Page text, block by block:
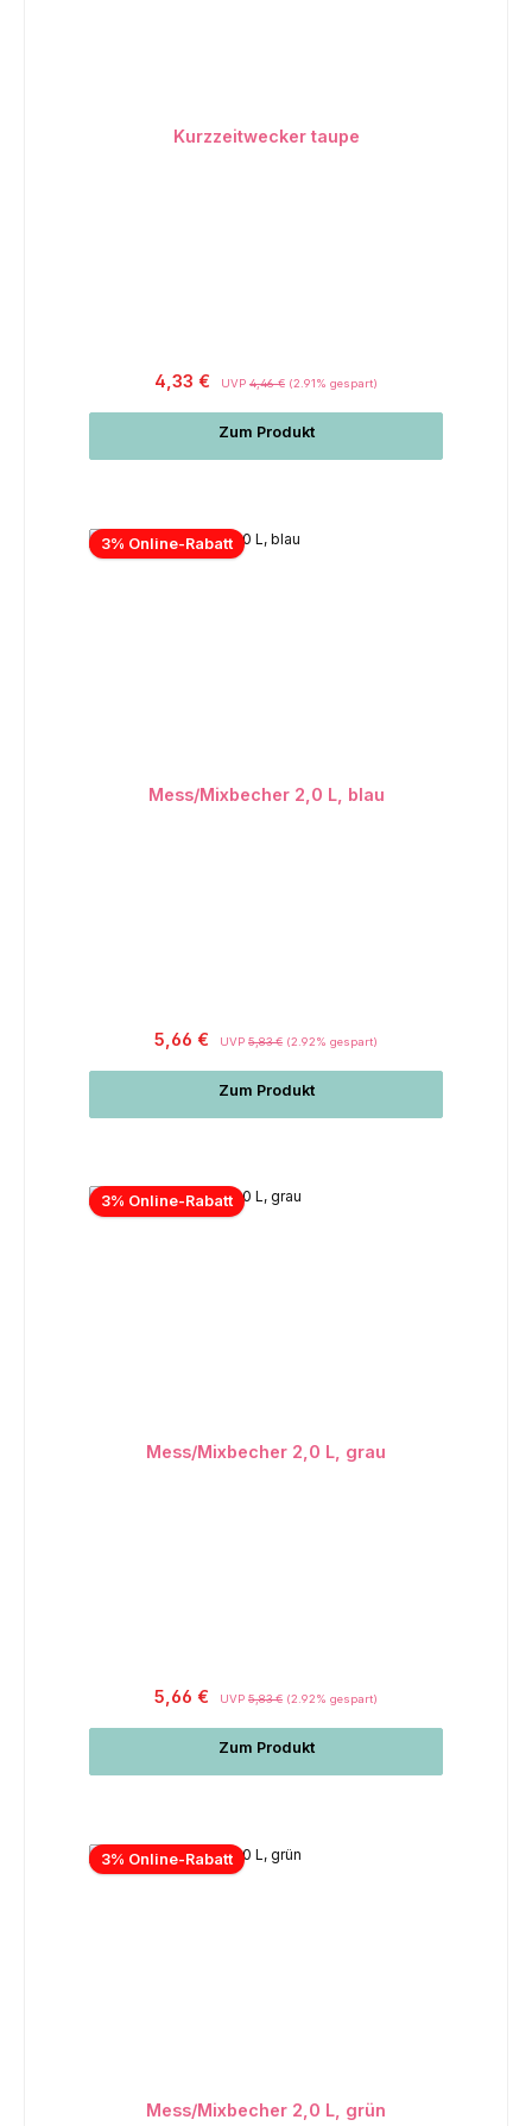
Kurzzeitwecker taupe
4,33 € UVP 4,46 € (2.91% gespart)
Zum Produkt
3% Online-Rabatt
Mess/Mixbecher 2,0 L, blau
5,66 € UVP 5,83 € (2.92% gespart)
Zum Produkt
3% Online-Rabatt
Mess/Mixbecher 2,0 L, grau
5,66 € UVP 5,83 € (2.92% gespart)
Zum Produkt
3% Online-Rabatt
Mess/Mixbecher 2,0 L, grün